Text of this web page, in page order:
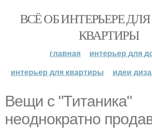
ВСЁ ОБ ИНТЕРЬЕРЕ
КВАРТИРЫ
главная
интерьер для
интерьер для квартиры
идеи
Вещи с "Титаника"
нeoднократно